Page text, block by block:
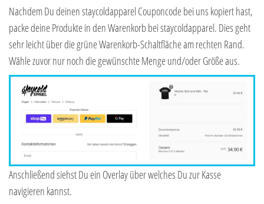
Nachdem Du deinen staycoldapparel Couponcode bei uns kopiert hast,
packe deine Produkte in den Warenkorb bei staycoldapparel. Dies geht
sehr leicht über die grüne Warenkorb-Schaltfläche am rechten Rand.
Wähle zuvor nur noch die gewünschte Menge und/oder Größe aus.
Anschließend siehst Du ein Overlay über welches Du zur Kasse
navigieren kannst.